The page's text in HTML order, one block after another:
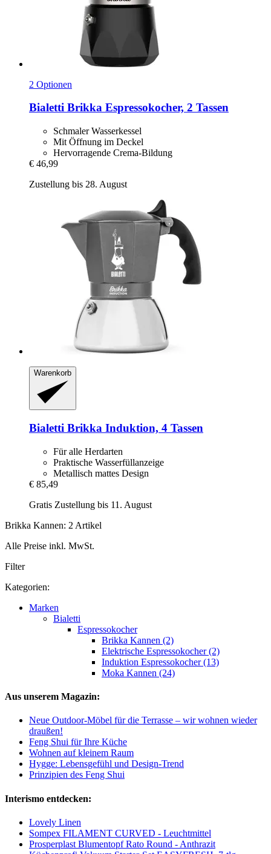
2 Optionen
Bialetti Brikka Espressokocher, 2 Tassen
Schmaler Wasserkessel
Mit Öffnung im Deckel
Hervorragende Crema-Bildung
€ 46,99
Zustellung bis 28. August
Warenkorb
Bialetti Brikka Induktion, 4 Tassen
Für alle Herdarten
Praktische Wasserfüllanzeige
Metallisch mattes Design
€ 85,49
Gratis Zustellung bis 11. August
Brikka Kannen: 2 Artikel
Alle Preise inkl. MwSt.
Filter
Kategorien:
Marken
Bialetti
Espressokocher
Brikka Kannen (2)
Elektrische Espressokocher (2)
Induktion Espressokocher (13)
Moka Kannen (24)
Aus unserem Magazin:
Neue Outdoor-Möbel für die Terrasse – wir wohnen wieder
draußen!
Feng Shui für Ihre Küche
Wohnen auf kleinem Raum
Hygge: Lebensgefühl und Design-Trend
Prinzipien des Feng Shui
Interismo entdecken:
Lovely Linen
Sompex FILAMENT CURVED - Leuchtmittel
Prosperplast Blumentopf Rato Round - Anthrazit